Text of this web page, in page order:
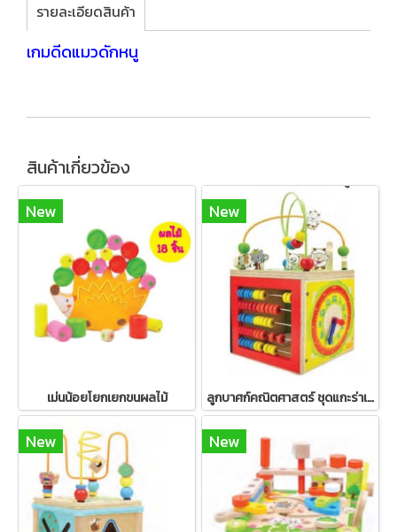
รายละเอียดสินค้า
เกมดีดแมวดักหนู
สินค้าเกี่ยวข้อง
New
เม่นน้อยโยกเยกขนผลไม้
New
ลูกบาศก์คณิตศาสตร์ ชุดแกะร่าเริง
New New